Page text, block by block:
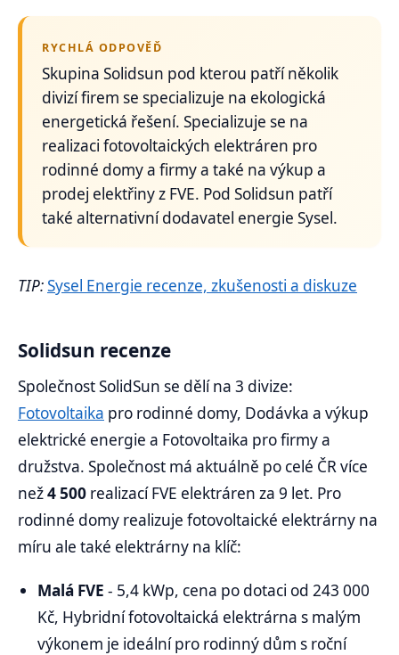
RYCHLÁ ODPOVĚĎ
Skupina Solidsun pod kterou patří několik
divizí firem se specializuje na ekologická
energetická řešení. Specializuje se na
realizaci fotovoltaických elektráren pro
rodinné domy a firmy a také na výkup a
prodej elektřiny z FVE. Pod Solidsun patří
také alternativní dodavatel energie Sysel.
TIP:Sysel Energie recenze, zkušenosti a diskuze
Solidsun recenze
Společnost SolidSun se dělí na 3 divize:
Fotovoltaika pro rodinné domy, Dodávka a výkup
elektrické energie a Fotovoltaika pro firmy a
družstva. Společnost má aktuálně po celé ČR více
než4 500 realizací FVE elektráren za 9 let. Pro
rodinné domy realizuje fotovoltaické elektrárny na
míru ale také elektrárny na klíč:
Malá FVE - 5,4 kWp, cena po dotaci od 243 000
Kč, Hybridní fotovoltaická elektrárna s malým
výkonem je ideální pro rodinný dům s roční